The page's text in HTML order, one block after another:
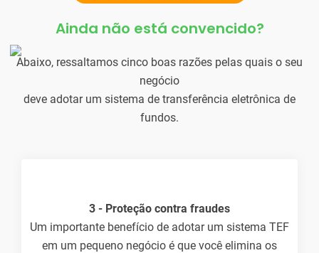
Ainda não está convencido?
Abaixo, ressaltamos cinco boas razões pelas quais o seu
negócio
deve adotar um sistema de transferência eletrônica de
fundos.
um sistema TEF
que você elimina os
4 - Melhor controle
Através do portal online você
sobre a sua empresa,